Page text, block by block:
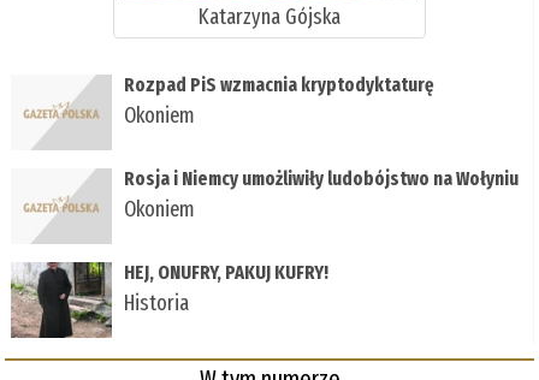
Katarzyna Gójska
Rozpad PiS wzmacnia kryptodyktaturę
Okoniem
Rosja i Niemcy umożliwiły ludobójstwo na Wołyniu
Okoniem
HEJ, ONUFRY, PAKUJ KUFRY!
Historia